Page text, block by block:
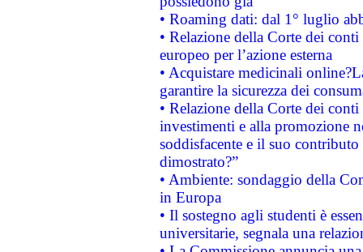
• Roaming dati: dal 1° luglio
• Relazione della Corte dei
europeo per l’azione esterna
• Acquistare medicinali
garantire la sicurezza dei
• Relazione della Corte dei
investimenti e alla promozione
soddisfacente e il suo
dimostrato?”
• Ambiente: sondaggio della
in Europa
• Il sostegno agli studenti è
universitarie, segnala una